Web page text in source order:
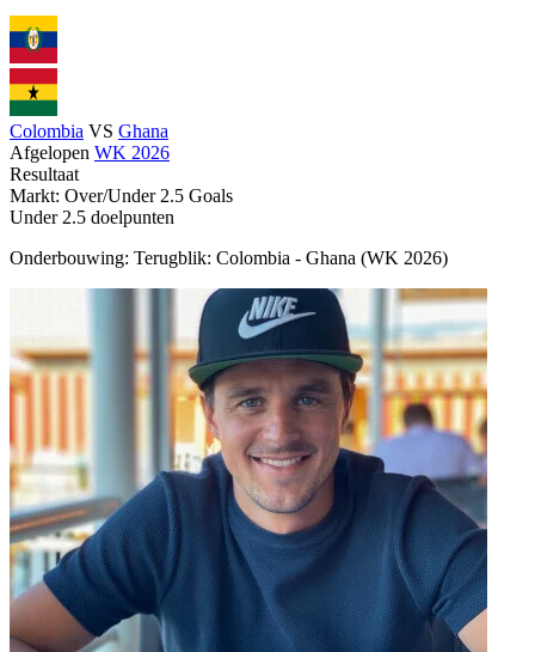
Colombia VS Ghana
Afgelopen WK 2026
Resultaat
Markt: Over/Under 2.5 Goals
Under 2.5 doelpunten
Onderbouwing: Terugblik: Colombia - Ghana (WK 2026)